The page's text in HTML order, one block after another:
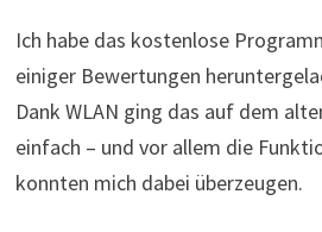
Ich habe das kostenlose
einiger Bewertungen
Dank WLAN ging das auf dem
einfach – und vor allem die
konnten mich dabei überzeugen.